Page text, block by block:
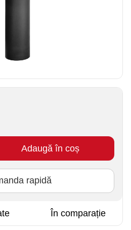
Adaugă în coș
rapidă
În comparație